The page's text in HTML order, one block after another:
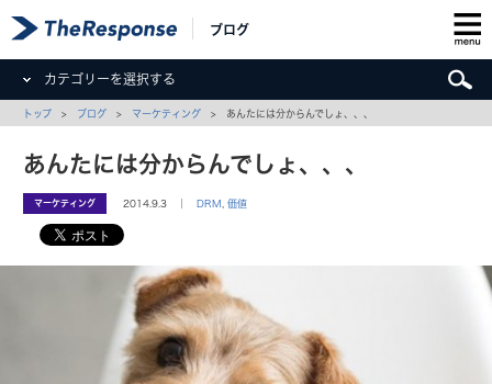
ブログ
カテゴリーを選択する
トップ > ブログ > マーケティング > あんたには分からんでしょ、、、
あんたには分からんでしょ、、、
マーケティング 2014.9.3 ｜ DRM ,価値